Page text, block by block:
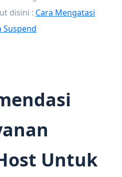
disini : Cara Mengatasi
Suspend
Untuk